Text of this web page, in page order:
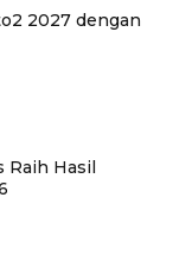
2027 dengan
Hasil